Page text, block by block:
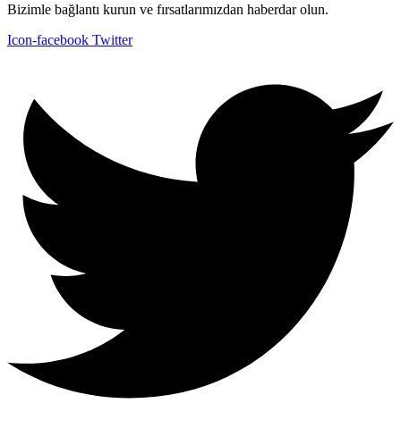
Bizimle bağlantı kurun ve fırsatlarımızdan haberdar olun.
Icon-facebook Twitter